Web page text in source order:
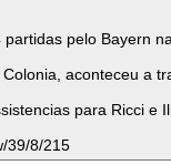
pelo Bayern
aconteceu a
para Ricci
39/8/215